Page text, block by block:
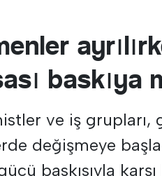
baskıya
ve iş grupları,
değişmeye
baskısıyla